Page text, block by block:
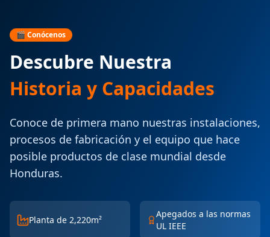
🎬 Conócenos
Descubre Nuestra
Historia y Capacidades
Conoce de primera mano nuestras instalaciones,
procesos de fabricación y el equipo que hace
posible productos de clase mundial desde
Honduras.
Planta de 2,220m²
Apegados a las normas
UL IEEE